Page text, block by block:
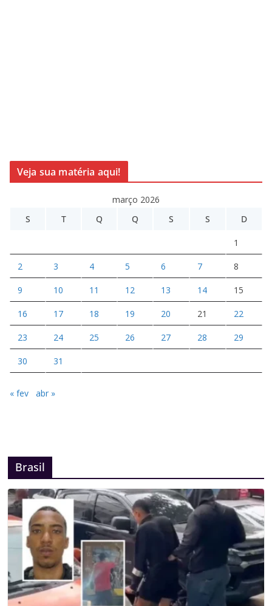
Veja sua matéria aqui!
março 2026
S
T Q Q S S D
1
2 3 4 5 6 7 8
9 10 11 12 13 14 15
16 17 18 19 20 21 22
23 24 25 26 27 28 29
30 31
« fev abr »
Brasil